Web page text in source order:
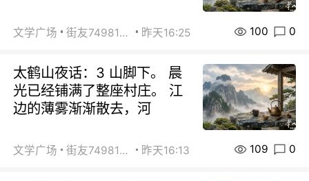
文学广场 街友74981146 昨天16:25 100 0
太鹤山夜话：3 山脚下。 晨
光已经铺满了整座村庄。 江
边的薄雾渐渐散去，河
文学广场 街友74981146 昨天16:13 109 0